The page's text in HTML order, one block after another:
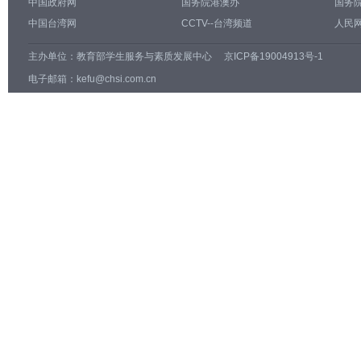
中国政府网 国务院港澳办
国务
中国台湾网
CCTV--台湾频道 人民
主办单位： 教育部学生服务与素质发展中心
京ICP备19004913号-1
电子邮箱：kefu@chsi.com.cn